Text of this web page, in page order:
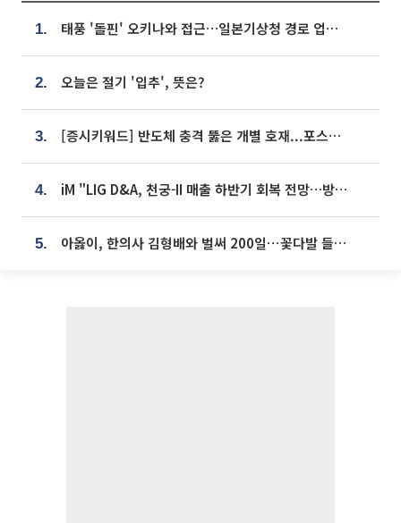
1. 태풍 '돌핀' 오키나와 접근…일본기상청 경로 업데이트
2. 오늘은 절기 '입추', 뜻은?
3. [증시키워드] 반도체 충격 뚫은 개별 호재...포스코퓨처엠·에코프로·한화솔루션 '눈길'
4. iM "LIG D&A, 천궁-II 매출 하반기 회복 전망…방산 톱픽 유지"
5. 아옳이, 한의사 김형배와 벌써 200일⋯꽃다발 들고 "프러포즈 아냐"